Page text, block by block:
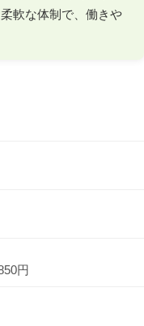
軟な体制で、働きや
円